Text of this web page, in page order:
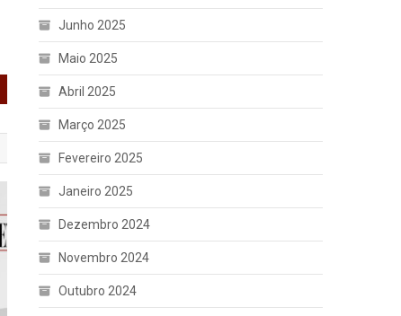
Junho 2025
Maio 2025
Abril 2025
Março 2025
Fevereiro 2025
Janeiro 2025
Dezembro 2024
Novembro 2024
Outubro 2024